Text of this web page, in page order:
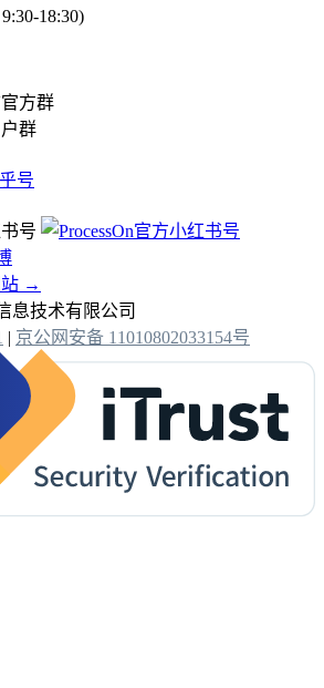
18:30)
群
站 →
息技术有限公司
| 京公网安备 11010802033154号